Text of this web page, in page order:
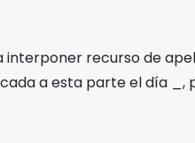
interponer recurso de
a esta parte el día _,